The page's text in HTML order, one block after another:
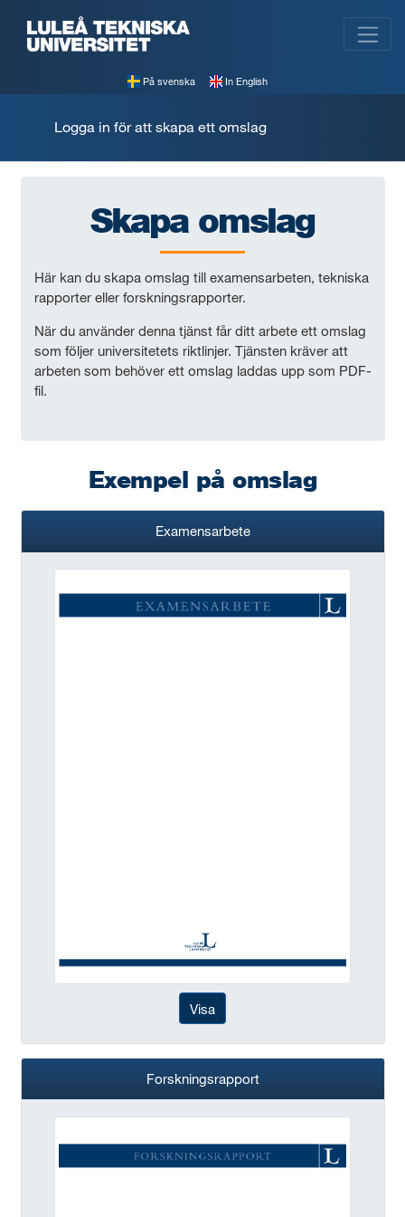
På svenska In English
Logga in för att skapa ett omslag
Skapa omslag
Här kan du skapa omslag till examensarbeten, tekniska
rapporter eller forskningsrapporter.
När du använder denna tjänst får ditt arbete ett omslag
som följer universitetets riktlinjer. Tjänsten kräver att
arbeten som behöver ett omslag laddas upp som PDF-
fil.
Exempel på omslag
Examensarbete
Visa
Forskningsrapport